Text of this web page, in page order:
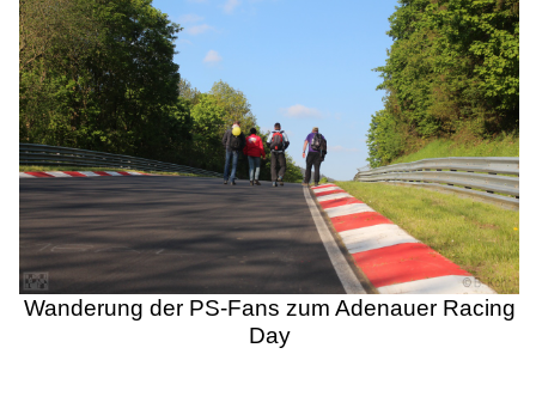
Wanderung der PS-Fans zum Adenauer Racing
Day